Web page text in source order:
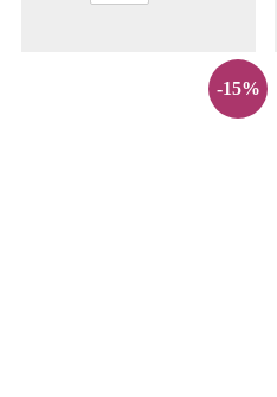
-15%